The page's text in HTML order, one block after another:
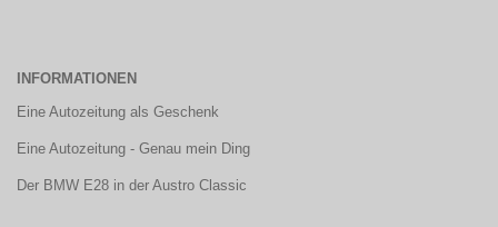
INFORMATIONEN
Eine Autozeitung als Geschenk
Eine Autozeitung - Genau mein Ding
Der BMW E28 in der Austro Classic